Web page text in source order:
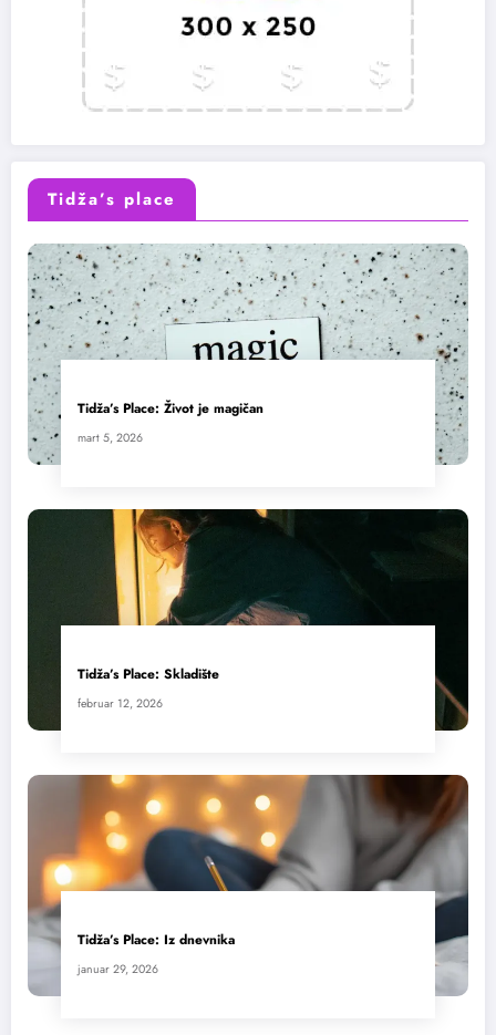
Tidža’s place
Tidža’s Place: Život je magičan
mart 5, 2026
Tidža’s Place: Skladište
februar 12, 2026
Tidža’s Place: Iz dnevnika
januar 29, 2026